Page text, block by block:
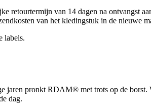
retourtermijn van 14 dagen na ontvangst
van het kledingstuk in de nieuwe
labels.
jaren pronkt RDAM® met trots op de
dag.